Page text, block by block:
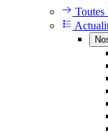
Toutes